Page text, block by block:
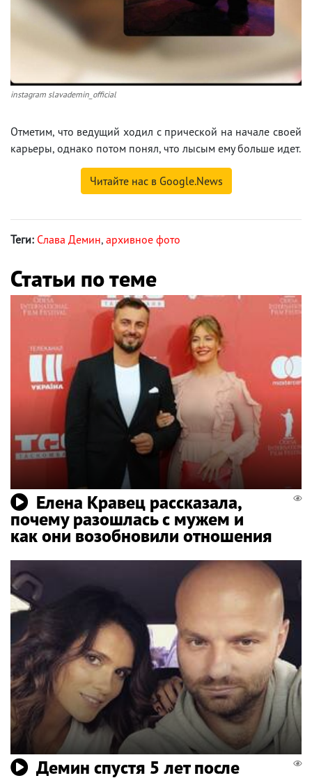
instagram slavademin_official
Отметим, что ведущий ходил с прической на начале своей
карьеры, однако потом понял, что лысым ему больше идет.
Читайте нас в Google.News
Теги: Слава Демин, архивное фото
Статьи по теме
Елена Кравец рассказала,
почему разошлась с мужем и
как они возобновили отношения
Демин спустя 5 лет после